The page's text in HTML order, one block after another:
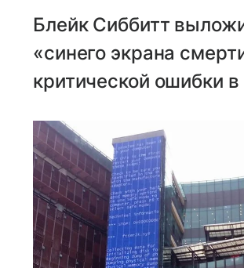
Блейк Сиббитт
«синего экрана
критической ошибки